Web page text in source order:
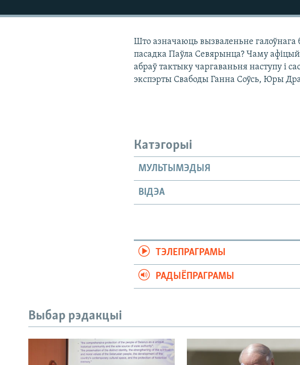
КАЛЯНДАР
НА ХВАЛЯХ СВАБОДЫ
Што азначаюць вызваленьне галоўнага
пасадка Паўла Севярынца? Чаму
абраў тактыку чаргаваньня наступу і
экспэрты Свабоды Ганна Соўсь, Юры
Катэгорыі
МУЛЬТЫМЭДЫЯ
ВІДЭА
ТЭЛЕПРАГРАМЫ
РАДЫЁПРАГРАМЫ
Выбар рэдакцыі